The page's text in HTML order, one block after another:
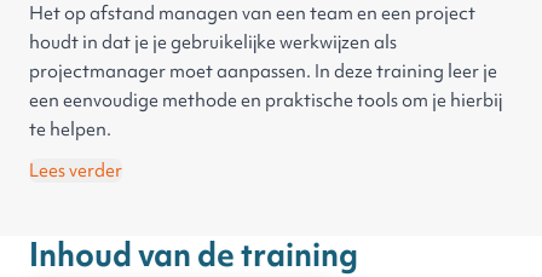
Het op afstand managen van een team en een project
houdt in dat je je gebruikelijke werkwijzen als
projectmanager moet aanpassen. In deze training leer je
een eenvoudige methode en praktische tools om je hierbij
te helpen.
Lees verder
Inhoud van de training